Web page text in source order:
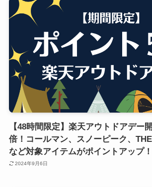
【48時間限定】楽天アウトドアデー
倍！コールマン、スノーピーク、
など対象アイテムがポイントアップ！
2024年9月6日